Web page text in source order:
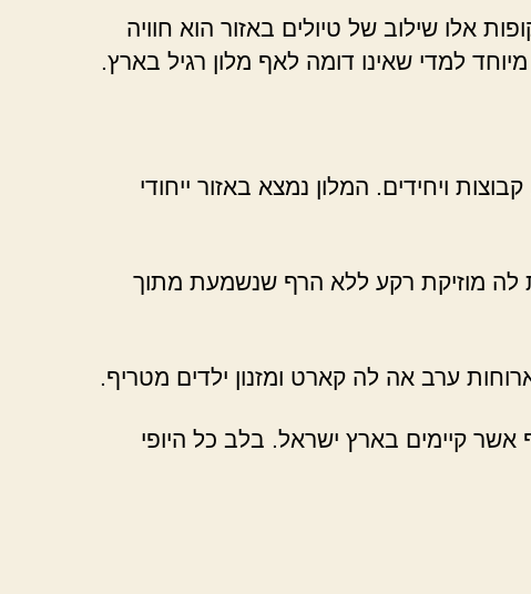
אלו שילוב של טיולים באזור הוא חוויה
למדי שאינו דומה לאף מלון רגיל בארץ.
ויחידים. המלון נמצא באזור ייחודי
לה מוזיקת רקע ללא הרף שנשמעת מתוך
ערב אה לה קארט ומזנון ילדים מטריף.
אשר קיימים בארץ ישראל. בלב כל היופי